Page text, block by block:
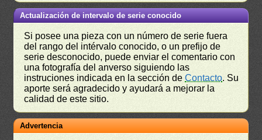
Actualización de intervalo de serie conocido
Si posee una pieza con un número de serie fuera
del rango del intérvalo conocido, o un prefijo de
serie desconocido, puede enviar el comentario con
una fotografía del anverso siguiendo las
instruciones indicada en la sección deContacto. Su
aporte será agradecido y ayudará a mejorar la
calidad de este sitio.
Advertencia